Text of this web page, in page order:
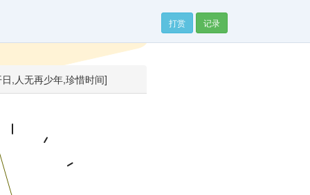
打赏 记录
,人无再少年,珍惜时间]